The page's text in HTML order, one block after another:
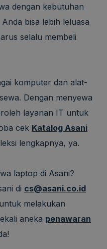
dengan kebutuhan
bisa lebih leluasa
selalu membeli
komputer dan alat-
Dengan menyewa
layanan IT untuk
cek Katalog Asani
lengkapnya, ya.
laptop di Asani?
di cs@asani.co.id
untuk melakukan
aneka penawaran